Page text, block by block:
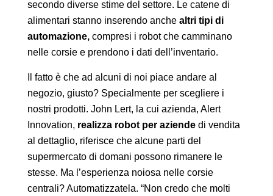
secondo diverse stime del settore. Le catene di
alimentari stanno inserendo anche altri tipi di
automazione,compresi i robot che camminano
nelle corsie e prendono i dati dell’inventario.
Il fatto è che ad alcuni di noi piace andare al
negozio, giusto? Specialmente per scegliere i
nostri prodotti. John Lert, la cui azienda, Alert
Innovation, realizza robot per aziendedi vendita
al dettaglio, riferisce che alcune parti del
supermercato di domani possono rimanere le
stesse. Ma l’esperienza noiosa nelle corsie
centrali? Automatizzatela. “Non credo che molti